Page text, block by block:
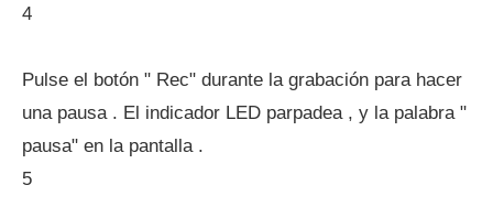
4
Pulse el botón " Rec" durante la grabación para hacer
una pausa . El indicador LED parpadea , y la palabra "
pausa" en la pantalla .
5